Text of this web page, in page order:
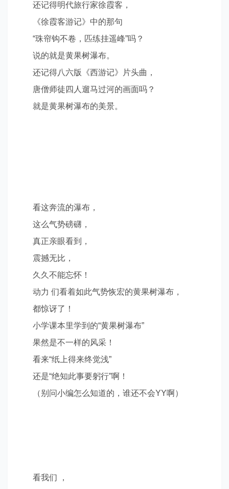
还记得明代旅行家徐霞客，
《徐霞客游记》中的那句
“珠帘钩不卷，匹练挂遥峰”吗？
说的就是黄果树瀑布。
还记得八六版《西游记》片头曲，
唐僧师徒四人遛马过河的画面吗？
就是黄果树瀑布的美景。
看这奔流的瀑布，
这么气势磅礴，
真正亲眼看到，
震撼无比，
久久不能忘怀！
动力 们看着如此气势恢宏的黄果树瀑布，
都惊讶了！
小学课本里学到的“黄果树瀑布”
果然是不一样的风采！
看来“纸上得来终觉浅”
还是“绝知此事要躬行”啊！
（别问小编怎么知道的，谁还不会YY啊）
看我们 ，